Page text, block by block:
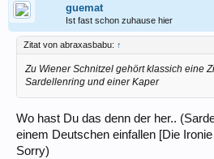
guemat
Ist fast schon zuhause hier
Zitat von abraxasbabu: ↑
Zu Wiener Schnitzel gehört klassich eine
Sardellenring und einer Kaper
Wo hast Du das denn der her..
einem Deutschen einfallen [Die
Sorry)